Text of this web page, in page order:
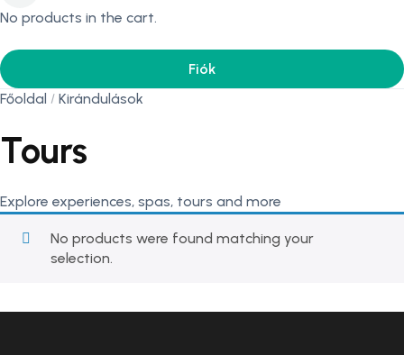
No products in the cart.
Fiók
Főoldal
Kirándulások
Tours
Explore experiences, spas, tours and more
No products were found matching your
selection.